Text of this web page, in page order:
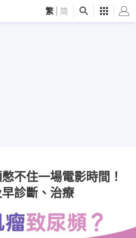
繁 简
不住一場電影時間！
診斷、治療